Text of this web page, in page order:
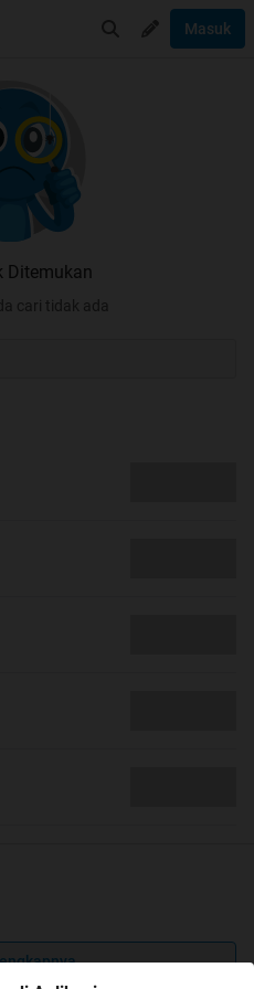
Masuk
Ditemukan
cari tidak ada